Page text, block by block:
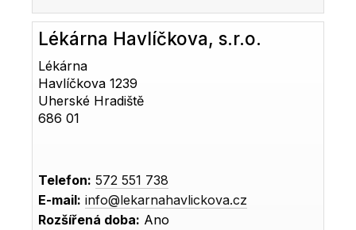
Lékárna Havlíčkova, s.r.o.
Lékárna
Havlíčkova 1239
Uherské Hradiště
686 01
Telefon: 572 551 738
E-mail: info@lekarnahavlickova.cz
Rozšířená doba: Ano